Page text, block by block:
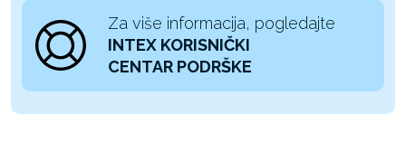
Za više informacija, pogledajte
INTEX KORISNIČKI
CENTAR PODRŠKE